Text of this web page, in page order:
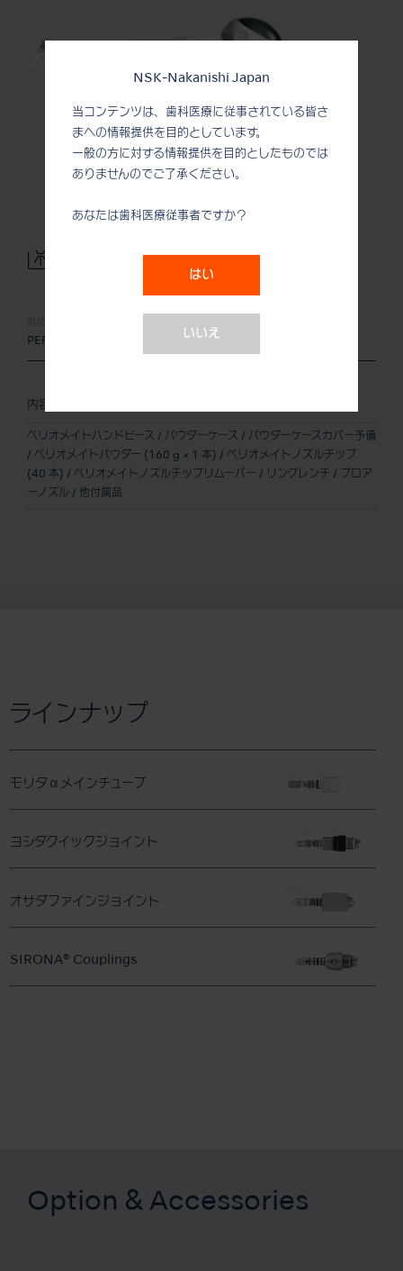
NSK-Nakanishi Japan
当コンテンツは、歯科医療に従事されている皆さ
まへの情報提供を目的としています。
一般の方に対する情報提供を目的としたものでは
ありませんのでご了承ください。
あなたは歯科医療従事者ですか？
はい
いいえ
PER-KV-P
内容
ペリオメイトハンドピース / パウダーケース / パウダーケースカバー予備
/ ペリオメイトパウダー (160 g × 1 本) / ペリオメイトノズルチップ
(40 本) / ペリオメイトノズルチップリムーバー / リングレンチ / ブロア
ーノズル / 他付属品
ラインナップ
モリタαメインチューブ
ヨシダクイックジョイント
オサダファインジョイント
SIRONA® Couplings
Option & Accessories